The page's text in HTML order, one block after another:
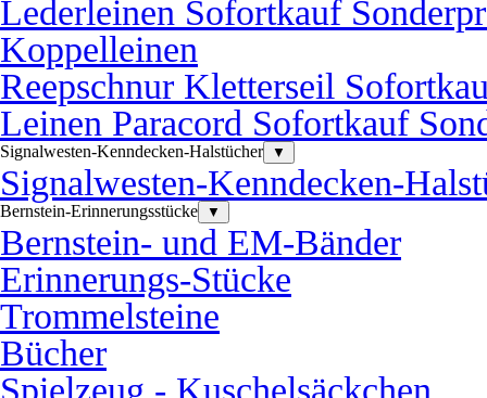
Lederleinen Sofortkauf
Koppelleinen
Reepschnur Kletterseil
Leinen Paracord Sofortkauf
Signalwesten-Kenndecken-Halstücher ▼
Signalwesten-Kenndecken-
Bernstein-Erinnerungsstücke ▼
Bernstein- und EM-Bänder
Erinnerungs-Stücke
Trommelsteine
Bücher
Spielzeug - Kuschelsäckchen